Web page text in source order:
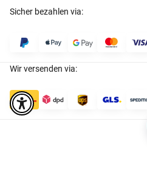
Sicher bezahlen via:
Wir versenden via: